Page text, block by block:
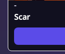
-
Scar